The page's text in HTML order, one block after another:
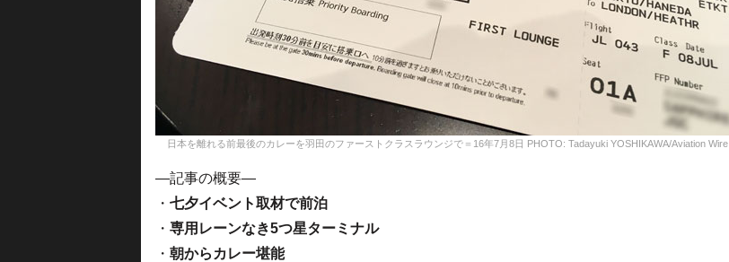
日本を離れる前最後のカレーを羽田のファーストクラスラウンジで＝16年7月8日 PHOTO: Tadayuki YOSHIKAWA/Aviation Wire
—記事の概要—
・ 七夕イベント取材で前泊
・ 専用レーンなき5つ星ターミナル
・ 朝からカレー堪能